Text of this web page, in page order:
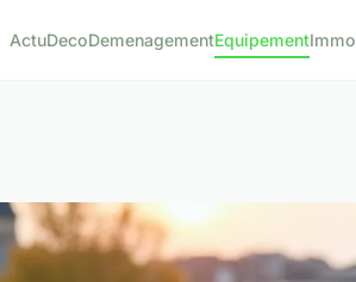
ActuDecoDemenagementEquipementImmo